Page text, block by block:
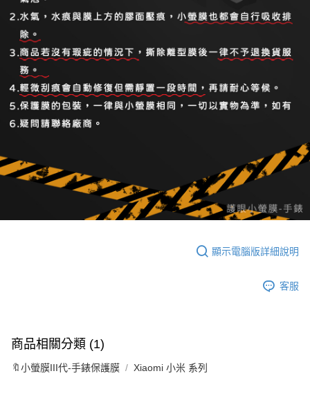
顯示電腦版詳細說明
客服
商品相關分類 (1)
🔖小螢膜III代-手錶保護膜 Xiaomi 小米 系列